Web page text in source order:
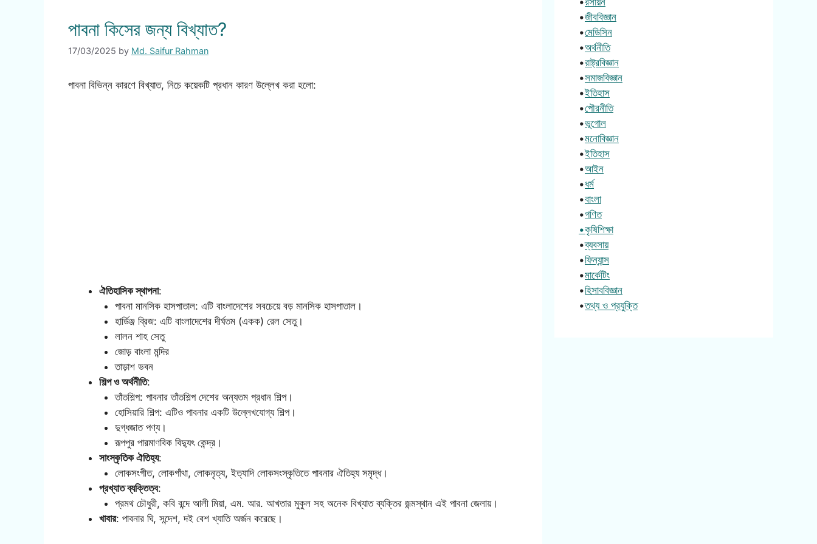
পাবনা কিসের জন্য বিখ্যাত?
17/03/2025 by Md. Saifur Rahman
পাবনা বিভিন্ন কারণে বিখ্যাত, নিচে কয়েকটি প্রধান কারণ উল্লেখ করা হলো:
ঐতিহাসিক স্থাপনা:
পাবনা মানসিক হাসপাতাল: এটি বাংলাদেশের সবচেয়ে বড় মানসিক হাসপাতাল।
হার্ডিঞ্জ ব্রিজ: এটি বাংলাদেশের দীর্ঘতম (একক) রেল সেতু।
লালন শাহ সেতু
জোড় বাংলা মন্দির
তাড়াশ ভবন
শিল্প ও অর্থনীতি:
তাঁতশিল্প: পাবনার তাঁতশিল্প দেশের অন্যতম প্রধান শিল্প।
হোসিয়ারি শিল্প: এটিও পাবনার একটি উল্লেখযোগ্য শিল্প।
দুগ্ধজাত পণ্য।
রূপপুর পারমাণবিক বিদ্যুৎ কেন্দ্র।
সাংস্কৃতিক ঐতিহ্য:
লোকসংগীত, লোকগাঁথা, লোকনৃত্য, ইত্যাদি লোকসংস্কৃতিতে পাবনার ঐতিহ্য সমৃদ্ধ।
প্রখ্যাত ব্যক্তিত্ব:
প্রমথ চৌধুরী, কবি বন্দে আলী মিয়া, এম. আর. আখতার মুকুল সহ অনেক বিখ্যাত ব্যক্তির জন্মস্থান এই পাবনা জেলায়।
খাবার: পাবনার ঘি, সন্দেশ, দই বেশ খ্যাতি অর্জন করেছে।
•জীববিজ্ঞান
•মেডিসিন
•অর্থনীতি
•রাষ্ট্রবিজ্ঞান
•সমাজবিজ্ঞান
•ইতিহাস
•পৌরনীতি
•ভূগোল
•মনোবিজ্ঞান
•ইতিহাস
•আইন
•ধর্ম
•বাংলা
•গণিত
•কৃষিশিক্ষা
•ব্যবসায়
•ফিন্যান্স
•মার্কেটিং
•হিসাববিজ্ঞান
•তথ্য ও প্রযুক্তি